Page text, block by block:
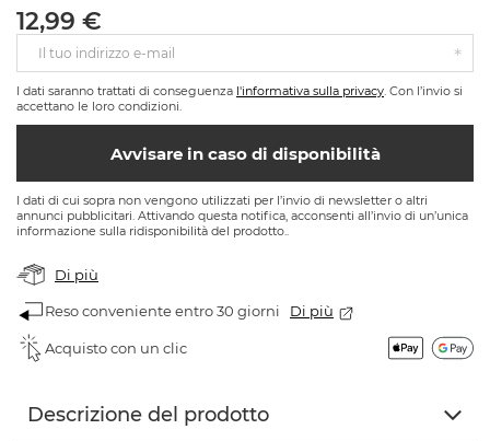
12,99 €
Il tuo indirizzo e-mail
I dati saranno trattati di conseguenza l'informativa sulla privacy. Con l’invio si
accettano le loro condizioni.
Avvisare in caso di disponibilità
I dati di cui sopra non vengono utilizzati per l’invio di newsletter o altri
annunci pubblicitari. Attivando questa notifica, acconsenti all’invio di un’unica
informazione sulla ridisponibilità del prodotto..
Di più
Reso conveniente entro 30 giorni Di più
Acquisto con un clic
Descrizione del prodotto